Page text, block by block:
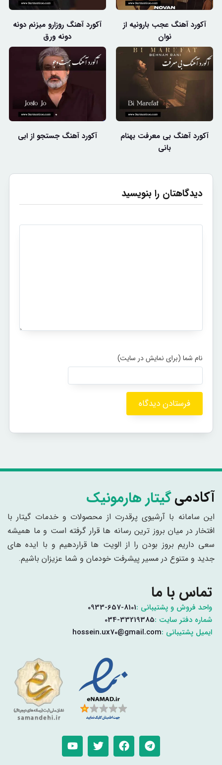
آکورد آهنگ عجب بارونیه از
نوان
آکورد آهنگ روزارو میزنم دونه
دونه ورق
آکورد آهنگ بی معرفت بهنام
بانی
آکورد آهنگ جستجو از ابی
دیدگاهتان را بنویسید
آکادمیگیتار هارمونیک
این سامانه با آرشیوی پرقدرت از محصولات و خدمات گیتار با
افتخار در میان بروز ترین رسانه ها قرار گرفته است و ما همیشه
سعی داریم بروز بودن را از الویت ها قراردهیم و با ایده های
جدید و متنوع در مسیر پیشرفت خودمان و شما عزیزان باشیم.
تماس با ما
واحد فروش و پشتیبانی :0933-657-8101
شماره دفتر سایت :034-33219385
ایمیل پشتیبانی :hossein.ux70@gmail.com